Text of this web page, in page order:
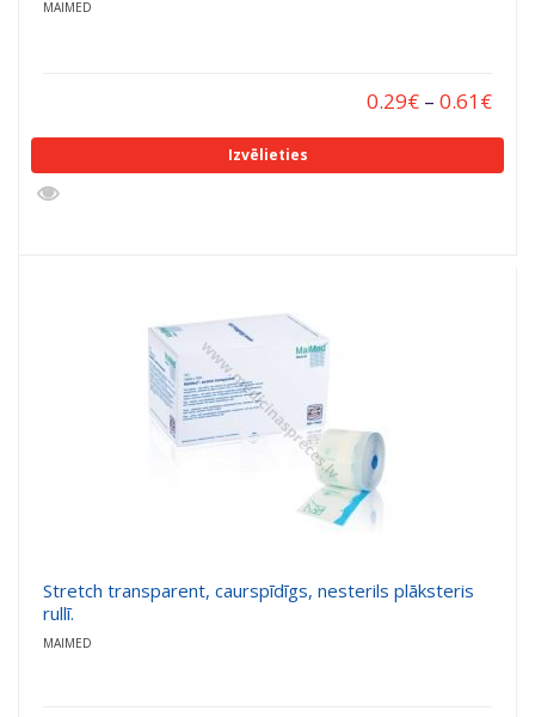
MAIMED
0.29€ – 0.61€
Izvēlieties
Stretch transparent, caurspīdīgs, nesterils plāksteris
rullī.
MAIMED